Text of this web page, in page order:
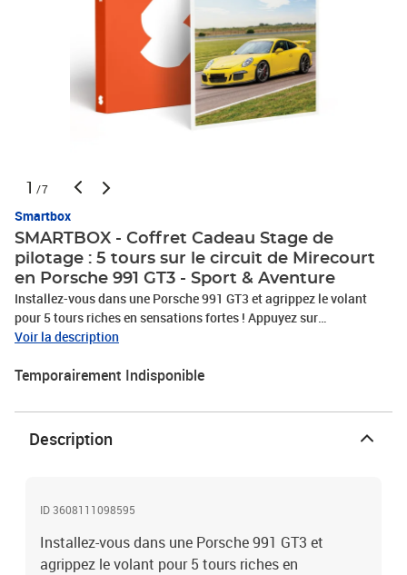
1 /7
Smartbox
SMARTBOX - Coffret Cadeau Stage de
pilotage : 5 tours sur le circuit de Mirecourt
en Porsche 991 GT3 - Sport & Aventure
Installez-vous dans une Porsche 991 GT3 et agrippez le volant
pour 5 tours riches en sensations fortes ! Appuyez sur
l’accélérateur et appréciez le vrombissement du moteur lancé à
impressionnante à l’intérieur qu’à l’extérieur, vous regarderez le
courbes et lignes droites du circuit de Mirecourt et relevez ce défi
de taille, prévu pour 1 personne, aux côtés de l’équipe
professionnelle de Cap Maîtrise. Goûtez au quotidien des plus
Porsche 991 GT3
Voir la description
Temporairement Indisponible
Description
ID 3608111098595
Installez-vous dans une Porsche 991 GT3 et
agrippez le volant pour 5 tours riches en